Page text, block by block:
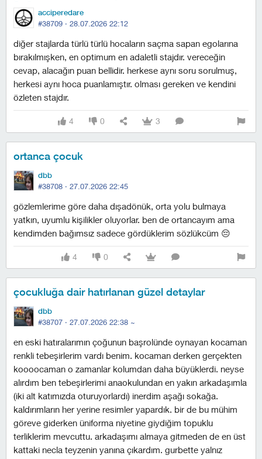
acciperedare
#38709 · 28.07.2026 22:12
diğer stajlarda türlü türlü hocaların saçma sapan egolarına
bırakılmışken, en optimum en adaletli stajdır. vereceğin
cevap, alacağın puan bellidir. herkese aynı soru sorulmuş,
herkesi aynı hoca puanlamıştır. olması gereken ve kendini
özleten stajdır.
4 0 3
ortanca çocuk
dbb
#38708 · 27.07.2026 22:45
gözlemlerime göre daha dışadönük, orta yolu bulmaya
yatkın, uyumlu kişilikler oluyorlar. ben de ortancayım ama
kendimden bağımsız sadece gördüklerim sözlükcüm 😔
4 0
çocukluğa dair hatırlanan güzel detaylar
dbb
#38707 · 27.07.2026 22:38 ~
en eski hatıralarımın çoğunun başrolünde oynayan kocaman
renkli tebeşirlerim vardı benim. kocaman derken gerçekten
koooocaman o zamanlar kolumdan daha büyüklerdi. neyse
alırdım ben tebeşirlerimi anaokulundan en yakın arkadaşımla
(iki alt katımızda oturuyorlardı) inerdim aşağı sokağa.
kaldırımların her yerine resimler yapardık. bir de bu mühim
göreve giderken üniforma niyetine giydiğim topuklu
terliklerim mevcuttu. arkadaşımı almaya gitmeden de en üst
kattaki necla teyzenin yanına çıkardım. gurbette yalnız